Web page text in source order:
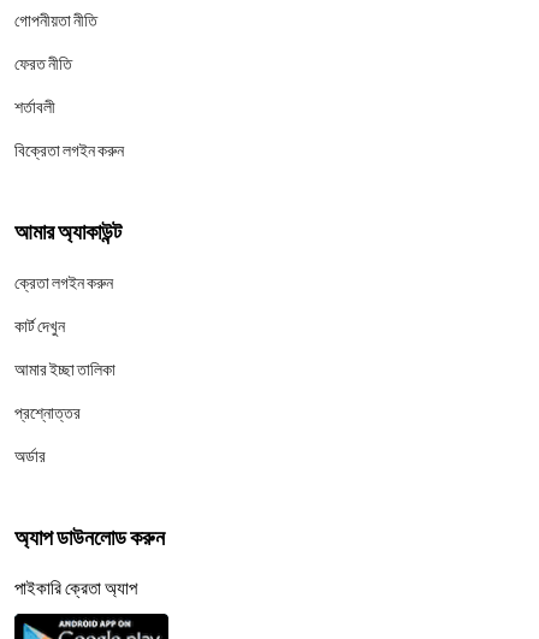
গোপনীয়তা নীতি
ফেরত নীতি
শর্তাবলী
বিক্রেতা লগইন করুন
আমার অ্যাকাউন্ট
ক্রেতা লগইন করুন
কার্ট দেখুন
আমার ইচ্ছা তালিকা
প্রশ্নোত্তর
অর্ডার
অ্যাপ ডাউনলোড করুন
পাইকারি ক্রেতা অ্যাপ